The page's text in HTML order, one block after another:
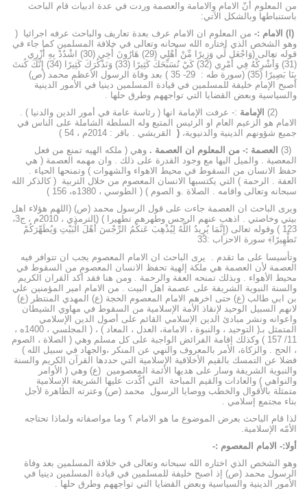
من المعلوم أنّ الامام والامامة والعصمة وردت في عدة ادبيات قام الباحث
باستنباطها وبالشكل الآتي:
(ا) الامام :- من المعلوم ان الامام عرف بعدة تعاريف والباحث عرفه اجرائيا (
وهو الشخص الذي اختاره الله سبحانه وتعالى في خلافة المسلمين كما جاء في
قوله تعالى (وَاجْعَل لِّي وَزِيرًا مِّنْ أَهْلِي (29) هَارُونَ أَخِي (30) اشْدُدْ بِهِ أَزْرِي
(31) وَأَشْرِكْهُ فِي أَمْرِي (32) كَيْ نُسَبِّحَكَ كَثِيرًا (33) وَنَذْكُرَكَ كَثِيرًا (34) إِنَّكَ كُنتَ
بِنَا بَصِيرًا (35) (سورة طه : 29- 35 ) بعد وفاة الرسول الأعظم محمد (ص)
أصبح الإمام خليفة للمسلمين في قيادة المسلمين دينيا في الأمور الدينية
والسياسية وبعض القضايا التي تواجههم وطرق حلها .
(2)
الإمامة :- عرفت الإمامة انها ( رئاسة عامة في أمور الدين والدنيا ) .
الامام هو الزعيم العام او الرئيس المتبع وله السلطة الشاملة على الناس في
جميع شؤونهم الدينية والدنيوية، ( القريشي . باقر : 2014م ، 54 )
(3)
العصمة :- من المعلوم ان العصمة . وهي ( ملكه الهيه تمنع من فعل
المعصية . والميل اليها مع وجود القدرة على ذلك . وان مهمه العصمة ( هي
حفظ الانسان من السقوط في محيط الاهواء والشهوات ) وتمنحها الحياء .
العفة . الرحمة ) التي يكتسبها الانسان المعصوم من خلال التربية ( كالذكر الله
سبحانه وتعالى واقامه . الصلاة .و الصوم ) ( الطوسي ، 1380ه، 156 )
ويرى الباحث ان العصمة جاءت على قول الرسول محمد (ص) (اللهم هؤلاء اهل
بيتي وخاصتي . اذهب عنهم الرجس وطهرهم تطهيرا ) (الترمذي ، 2010م ، ج3،
123 ) وقوله تعالى (إِنَّمَا يُرِيدُ اللَّهُ لِيُذْهِبَ عَنكُمُ الرِّجْسَ أَهْلَ الْبَيْتِ وَيُطَهِّرَكُمْ
تَطْهِيرًا﴾ سورة الاحزاب :33
وتأسيسا على ما تقدم . يرى الباحث ان الامام المعصوم يجب ان تتوافر فيه
العصمة لأن العصمة هي ملكة إلهية تحفظ الانسان المعصوم من السقوط في
محيط الأهواء . وبذلك تمنحه العفة والرحمة . ومن هنا فقد أكد القران الكريم
والسنة النبوية الشريفة على عصمة اهل البيت . من الامام امير المؤمنين علي
بن ابي طالب (ع) حتى اخرهم الامام المعصوم الحجة (ع) المهدي المنتظر (ع)
لانهم السبيل الوحيد لإنقاذ الأمة الإسلامية من السقوط في مهاوي الشيطان
واعوانه ونشر مبادئ الدين الإسلامي القائم على أصول الدين الإسلامي
المتمثل بـ( التوحيد ، والنبوة ، الامامة، العدل ، المعاد ) ، ( المجلسي ، 1400ه ،
11/ 157 ) وكذلك إقامة الفرائض الواجبة على كل مسلم وهي ( الصلاة ، الصوم
، الحج . والزكاة، الأمر بالمعروف والنهي عن المنكر ،والجهاد في سبيل الله )
فضلا عن التمسك بالقيم الأخلاقية الإسلامية التي حددها القرآن الكريم والسنة
والنبوية الشريفة وسار على هديها الأئمة المعصومين (ع) وهي ( الأوامر
والنواهي ) والعادات والقيم المباحة التي أكّدت عليها الشريعة الإسلامية
متمثلة بالأقوال والخطب ووصايا الرسول محمد (ص) وعترته الطاهرة لأجل
بناء مجتمع إسلامي .
لذا قام الباحث بعرض الموضوع ما هو الامام ؟ وما مواصفاته ولماذا تحتاجه
الأمّه الإسلامية.
أولا:- الامام المعصوم :-
وهو الشخص الذي اختاره الله سبحانه وتعالى في خلافة المسلمين بعد وفاة
الرسول محمد (ص) إذ اصبح خليفة للمسلمين في قيادة المسلمين دينيا في
الأمور الدينية والسياسية وبعض القضايا التي تواجههم وطرق حلها .